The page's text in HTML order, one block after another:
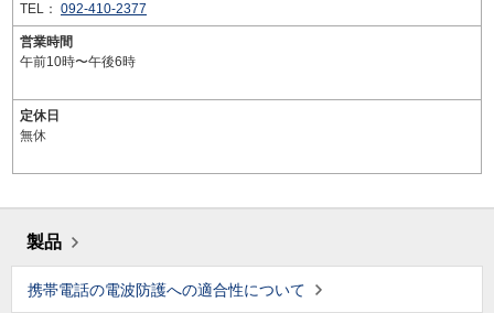
TEL： 092-410-2377
営業時間
午前10時〜午後6時
定休日
無休
製品
携帯電話の電波防護への適合性について